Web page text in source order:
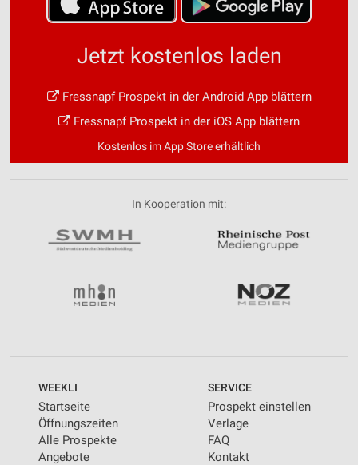
Jetzt kostenlos laden
Fressnapf Prospekt in der Android App blättern
Fressnapf Prospekt in der iOS App blättern
Kostenlos im App Store erhältlich
In Kooperation mit:
WEEKLI
Startseite
Öffnungszeiten
Alle Prospekte
Angebote
SERVICE
Prospekt einstellen
Verlage
FAQ
Kontakt